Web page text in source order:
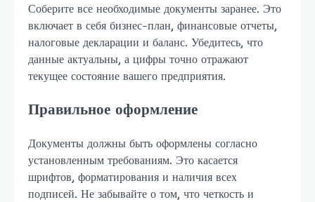
Соберите все необходимые документы заранее. Это
включает в себя бизнес-план, финансовые отчеты,
налоговые декларации и баланс. Убедитесь, что
данные актуальны, а цифры точно отражают
текущее состояние вашего предприятия.
Правильное оформление
Документы должны быть оформлены согласно
установленным требованиям. Это касается
шрифтов, форматирования и наличия всех
подписей. Не забывайте о том, что четкость и